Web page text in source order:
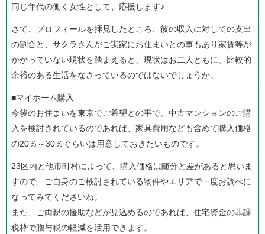
同じ年代の働く女性として、応援します♪
さて、プロフィールを拝見したところ、彼の収入に対しての支出
の割合と、サクラさんがご実家にお住まいとの事もあり家賃等が
かかっていない現状を踏まえると、現状はお二人ともに、比較的
余裕のある生活をなさっているのではないでしょうか。
■マイホーム購入
今後のお住まいを東京でご希望との事で、中古マンションのご購
入を検討されているのであれば、家具費用なども含めて購入価格
の20％～30％ぐらいは用意しておきたいものです。
23区内と他市町村によって、購入価格は随分と差があると思いま
すので、ご自身のご検討されている物件やエリアで一度お調べに
なってみてくださいね。
また、ご両親の援助などが見込めるのであれば、住宅資金の非課
税枠で贈与税の軽減を活用できます。